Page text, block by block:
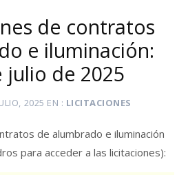
de contratos
e iluminación:
julio de 2025
2025 EN LICITACIONES
de alumbrado e iluminación
para acceder a las licitaciones):